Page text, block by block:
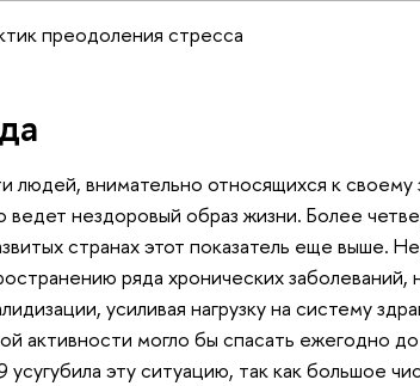
преодоления стресса
людей, внимательно относящихся к своему
ведет нездоровый образ жизни. Более
странах этот показатель еще выше.
ряда хронических заболеваний,
усиливая нагрузку на систему
активности могло бы спасать ежегодно
эту ситуацию, так как большое